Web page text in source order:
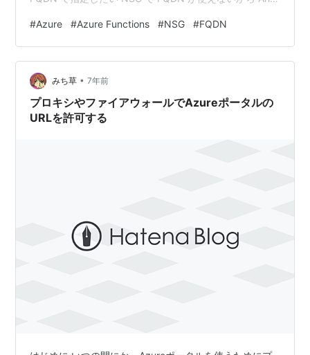
を入れるなどコストがかかるようなことはしたくない そ
んな時に使える解決策として、 Azure Functions を用い
た NSG ルール更新を実装したのでまとめます。 目次 は
じめに 目次 構成 環境構築 NSG Functio…
#Azure #Azure Functions #NSG #FQDN
みち草 • 7年前
プロキシやファイアウォールでAzureポータルの
URLを許可する